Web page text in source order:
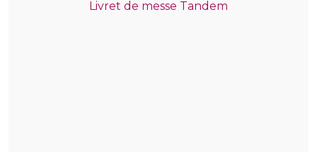
Livret de messe Tandem